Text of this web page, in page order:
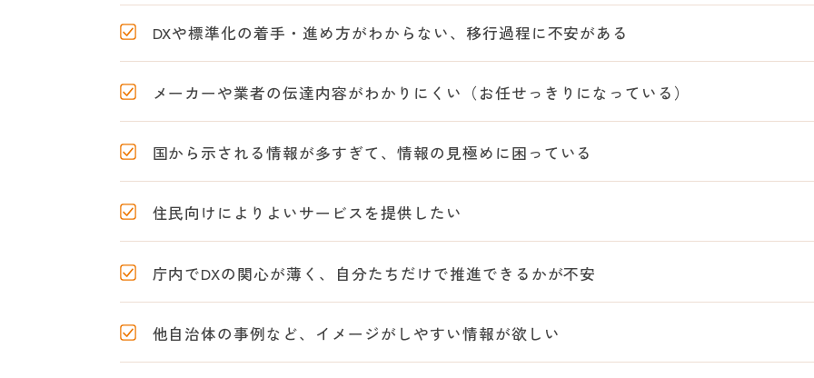
DXや標準化の着手・進め方がわからない、移行過程に不安がある
メーカーや業者の伝達内容がわかりにくい（お任せっきりになっている）
国から示される情報が多すぎて、情報の見極めに困っている
住民向けによりよいサービスを提供したい
庁内でDXの関心が薄く、自分たちだけで推進できるかが不安
他自治体の事例など、イメージがしやすい情報が欲しい